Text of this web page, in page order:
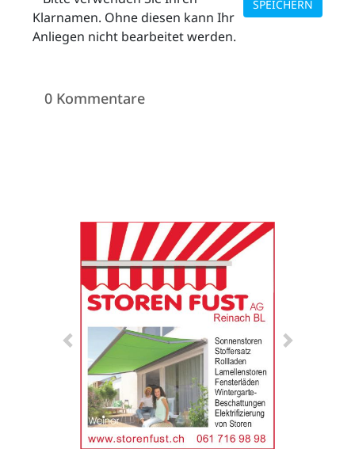
SPEICHERN
Klarnamen. Ohne diesen kann Ihr
Anliegen nicht bearbeitet werden.
0 Kommentare